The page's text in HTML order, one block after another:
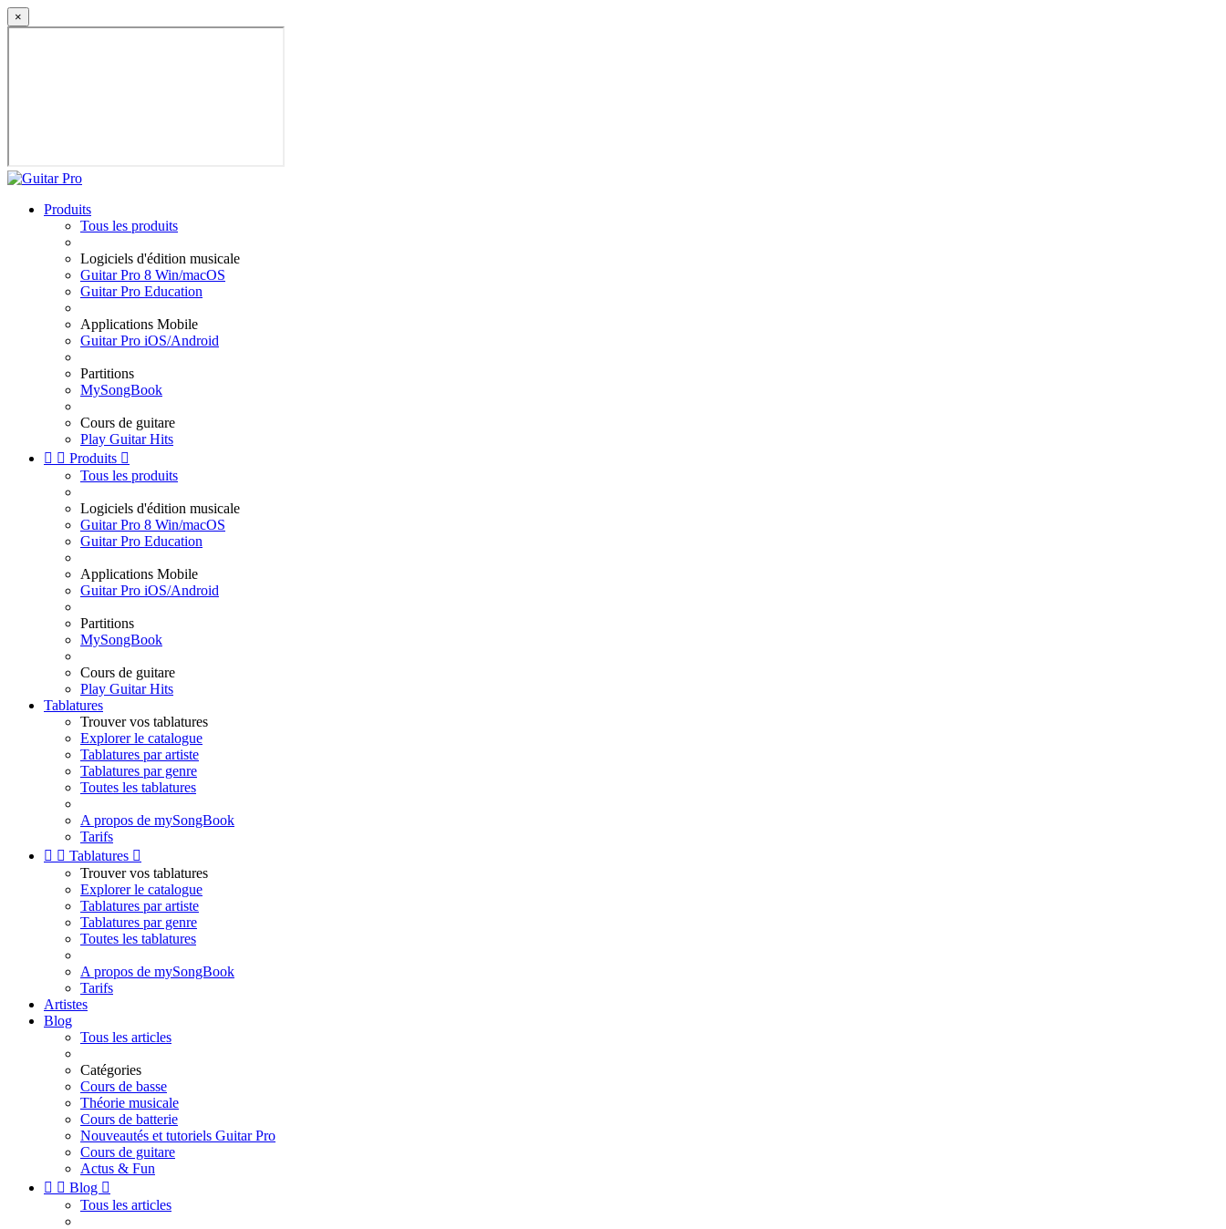
×
Produits
Tous les produits
Logiciels d'édition musicale
Guitar Pro 8 Win/macOS
Guitar Pro Education
Applications Mobile
Guitar Pro iOS/Android
Partitions
MySongBook
Cours de guitare
Play Guitar Hits
  Produits 
Tous les produits
Logiciels d'édition musicale
Guitar Pro 8 Win/macOS
Guitar Pro Education
Applications Mobile
Guitar Pro iOS/Android
Partitions
MySongBook
Cours de guitare
Play Guitar Hits
Tablatures
Trouver vos tablatures
Explorer le catalogue
Tablatures par artiste
Tablatures par genre
Toutes les tablatures
A propos de mySongBook
Tarifs
  Tablatures 
Trouver vos tablatures
Explorer le catalogue
Tablatures par artiste
Tablatures par genre
Toutes les tablatures
A propos de mySongBook
Tarifs
Artistes
Blog
Tous les articles
Catégories
Cours de basse
Théorie musicale
Cours de batterie
Nouveautés et tutoriels Guitar Pro
Cours de guitare
Actus & Fun
  Blog 
Tous les articles